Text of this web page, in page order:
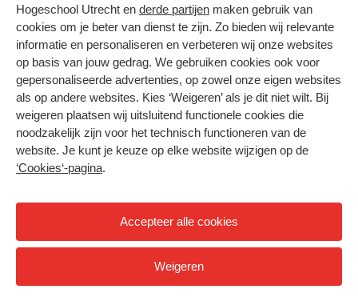
Hogeschool Utrecht en derde partijen maken gebruik van
cookies om je beter van dienst te zijn. Zo bieden wij relevante
informatie en personaliseren en verbeteren wij onze websites
op basis van jouw gedrag. We gebruiken cookies ook voor
gepersonaliseerde advertenties, op zowel onze eigen websites
als op andere websites. Kies ‘Weigeren’ als je dit niet wilt. Bij
weigeren plaatsen wij uitsluitend functionele cookies die
noodzakelijk zijn voor het technisch functioneren van de
website. Je kunt je keuze op elke website wijzigen op de
‘Cookies‘-pagina.
Accepteer alle cookies
Weigeren
Contact
Master
Post-master
Studiekeuze deeltijd
HU Bibliotheek
HU Ontwikkelt
Duurzame HU
Intranet
Trajectum
Hier komt alles samen
Colofon
Privacy
Cookies
Nieuwsbrief
Hoog contrast
© 2026 Hogeschool Utrecht